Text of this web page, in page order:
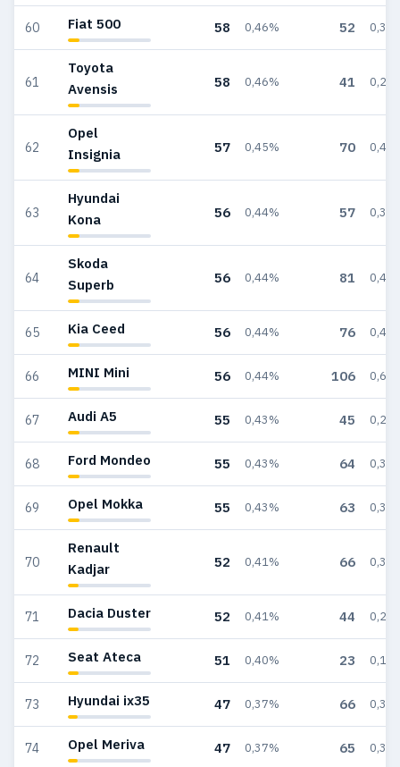
60 Fiat 500 58 0,46% 52
61
Toyota
Avensis
58 0,46% 41
62
Opel
Insignia
57 0,45% 70
63
Hyundai
Kona
56 0,44% 57
64
Skoda
Superb
56 0,44% 81
65 Kia Ceed 56 0,44% 76
66 MINI Mini 56 0,44% 106
67 Audi A5 55 0,43% 45
68 Ford Mondeo 55 0,43% 64
69 Opel Mokka 55 0,43% 63
70
Renault
Kadjar
52 0,41% 66
71 Dacia Duster 52 0,41% 44
72 Seat Ateca 51 0,40% 23
73 Hyundai ix35 47 0,37% 66
74 Opel Meriva 47 0,37% 65